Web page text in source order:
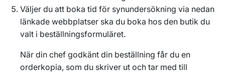
Väljer du att boka tid för synundersökning via nedan
länkade webbplatser ska du boka hos den butik du
valt i beställningsformuläret.
När din chef godkänt din beställning får du en
orderkopia, som du skriver ut och tar med till